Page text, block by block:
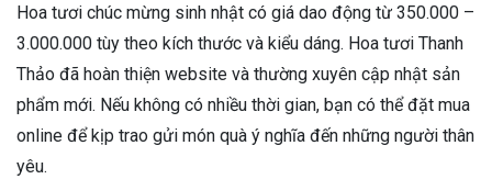
Hoa tươi chúc mừng sinh nhật có giá dao động từ 350.000 –
3.000.000 tùy theo kích thước và kiểu dáng. Hoa tươi Thanh
Thảo đã hoàn thiện website và thường xuyên cập nhật sản
phẩm mới. Nếu không có nhiều thời gian, bạn có thể đặt mua
online để kịp trao gửi món quà ý nghĩa đến những người thân
yêu.